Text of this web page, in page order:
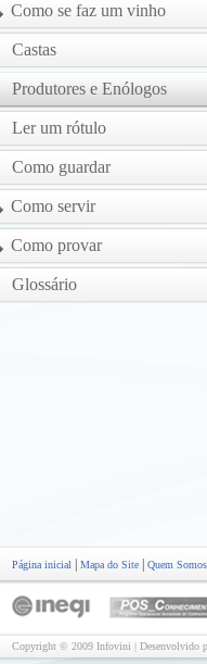
Como se faz um vinho
Castas
Produtores e Enólogos
Ler um rótulo
Como guardar
Como servir
Como provar
Glossário
Página inicial Mapa do Site Quem Somos
Copyright © 2009 Infovini | Desenvolvido